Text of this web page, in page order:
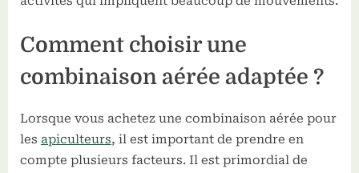
Comment choisir une
combinaison aérée adaptée ?
Lorsque vous achetez une combinaison aérée pour
les apiculteurs, il est important de prendre en
compte plusieurs facteurs. Il est primordial de